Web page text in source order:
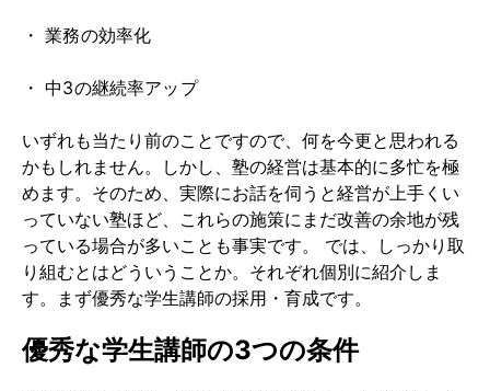
・ 中3の継続率アップ
いずれも当たり前のことですので、何を今更と思われる
かもしれません。しかし、塾の経営は基本的に多忙を極
めます。そのため、実際にお話を伺うと経営が上手くい
っていない塾ほど、これらの施策にまだ改善の余地が残
っている場合が多いことも事実です。 では、しっかり取
り組むとはどういうことか。それぞれ個別に紹介しま
す。まず優秀な学生講師の採用・育成です。
優秀な学生講師の3つの条件